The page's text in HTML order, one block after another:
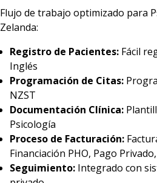
Flujo de trabajo optimizado para
Zelanda:
Registro de Pacientes: Fácil
Inglés
Programación de Citas:
NZST
Documentación Clínica:
Psicología
Proceso de Facturación:
Financiación PHO, Pago
Seguimiento: Integrado con